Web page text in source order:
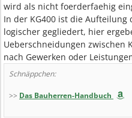
wird als nicht foerderfaehig
In der KG400 ist die
logischer gegliedert, hier
Ueberschneidungen zwischen
nach Gewerken oder
Schnäppchen:
>> Das Bauherren-Handbuch